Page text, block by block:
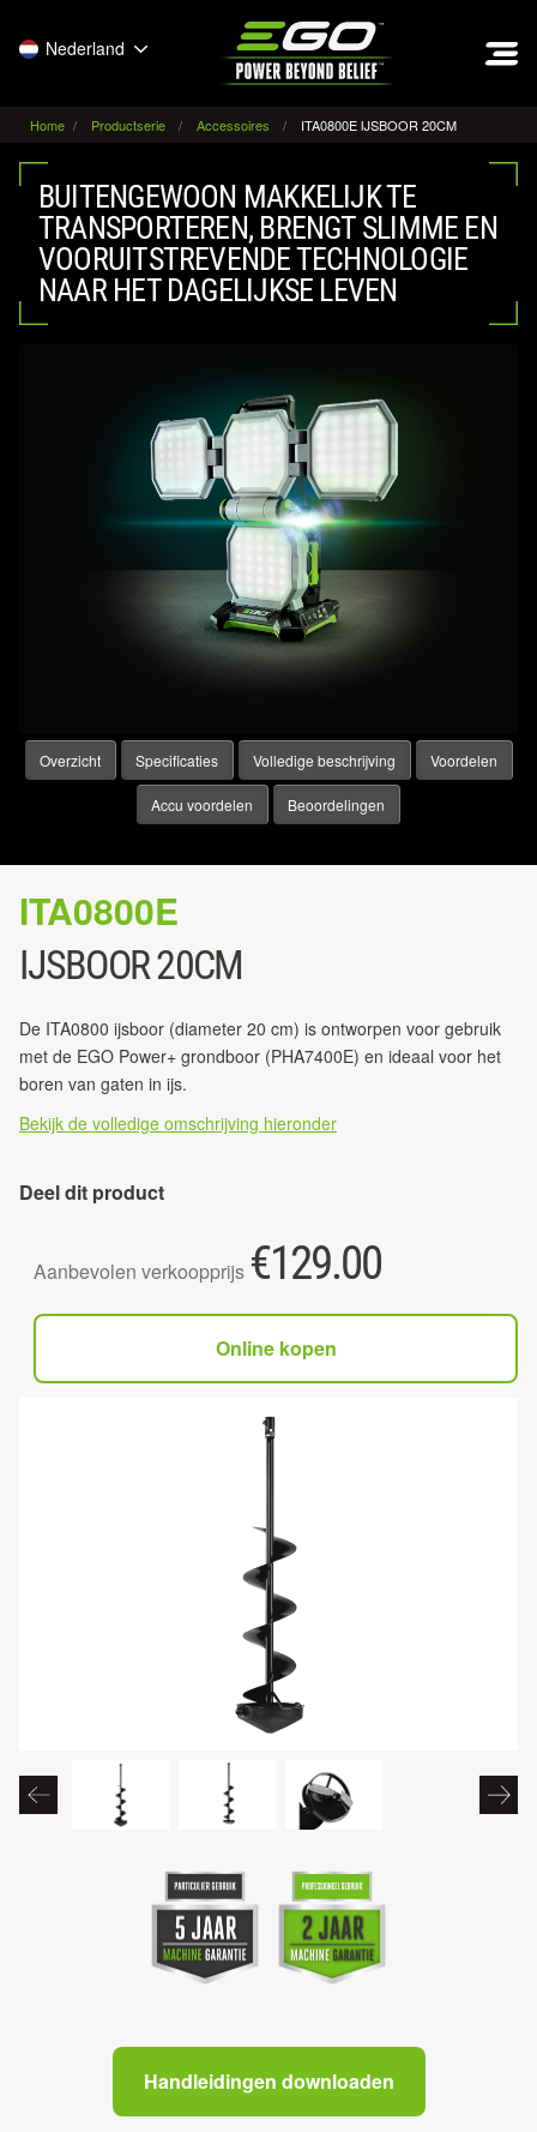
Nederland
Home Productserie Accessoires ITA0800E IJSBOOR 20CM
BUITENGEWOON MAKKELIJK TE
TRANSPORTEREN, BRENGT SLIMME EN
VOORUITSTREVENDE TECHNOLOGIE
NAAR HET DAGELIJKSE LEVEN
Overzicht Specificaties Volledige beschrijving Voordelen
Accu voordelen Beoordelingen
Handleidingen downloaden
ITA0800E
IJSBOOR 20CM
De ITA0800 ijsboor (diameter 20 cm) is ontworpen voor gebruik
met de EGO Power+ grondboor (PHA7400E) en ideaal voor het
boren van gaten in ijs.
Bekijk de volledige omschrijving hieronder
Deel dit product
Aanbevolen verkoopprijs €129.00
Online kopen